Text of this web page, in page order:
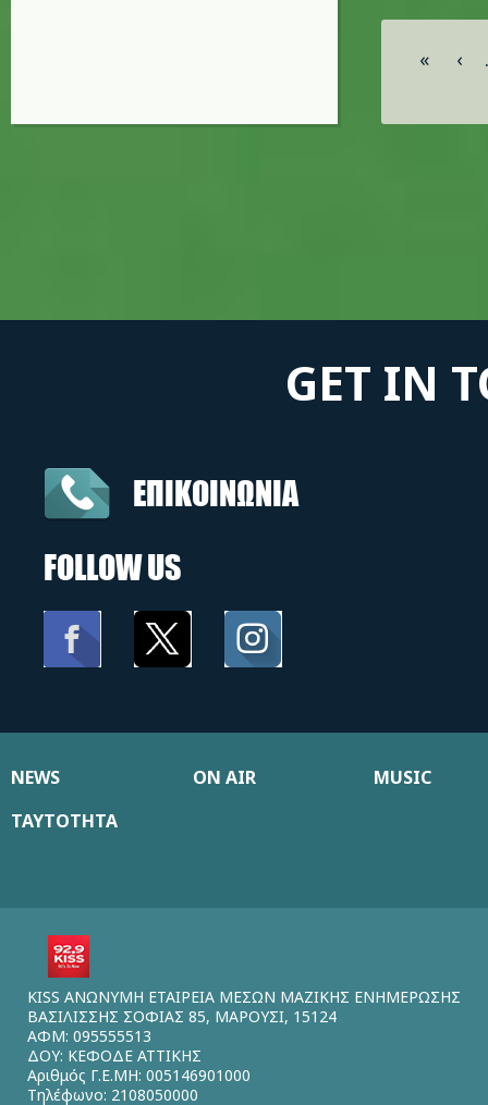
Σελίδες
« ‹
GET IN
ΕΠΙΚΟΙΝΩΝΙΑ
FOLLOW US
NEWS ON AIR
MUSIC
ΤΑΥΤΟΤΗΤΑ
KISS ΑΝΩΝΥΜΗ ΕΤΑΙΡΕΙΑ ΜΕΣΩΝ ΜΑΖΙΚΗΣ ΕΝΗΜΕΡΩΣΗΣ
ΒΑΣΙΛΙΣΣΗΣ ΣΟΦΙΑΣ 85, ΜΑΡΟΥΣΙ, 15124
ΑΦΜ: 095555513
ΔΟΥ: ΚΕΦΟΔΕ ΑΤΤΙΚΗΣ
Αριθμός Γ.Ε.ΜΗ: 005146901000
Τηλέφωνο: 2108050000